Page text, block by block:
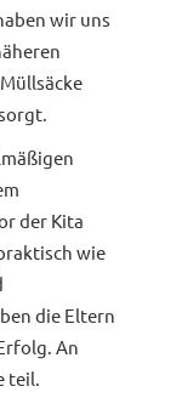
wir uns
der Kita
wie
die Eltern
An
teil.